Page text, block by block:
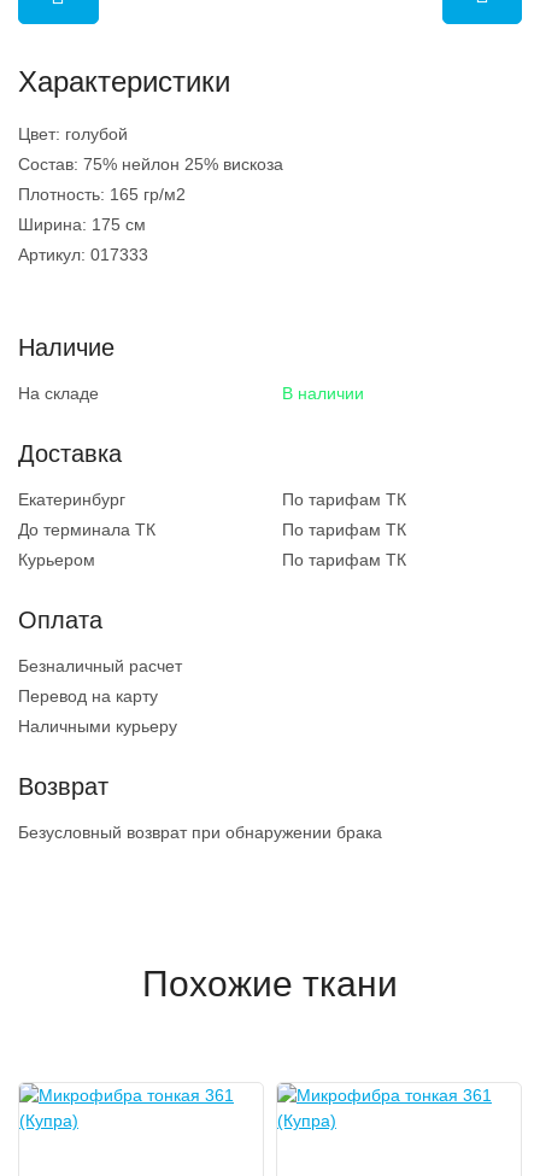
Характеристики
Цвет: голубой
Состав: 75% нейлон 25% вискоза
Плотность: 165 гр/м2
Ширина: 175 см
Артикул: 017333
Наличие
На складе В наличии
Доставка
Екатеринбург
По тарифам ТК
До терминала ТК
По тарифам ТК
Курьером
По тарифам ТК
Оплата
Безналичный расчет
Перевод на карту
Наличными курьеру
Возврат
Безусловный возврат при обнаружении брака
Похожие ткани